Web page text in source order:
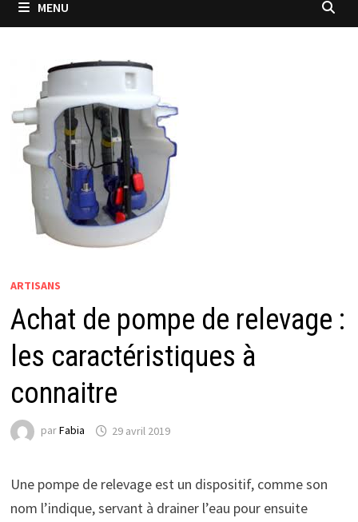
MENU
ARTISANS
Achat de pompe de relevage :
les caractéristiques à
connaitre
parFabia 29 avril 2019
Une pompe de relevage est un dispositif, comme son
nom l’indique, servant à drainer l’eau pour ensuite